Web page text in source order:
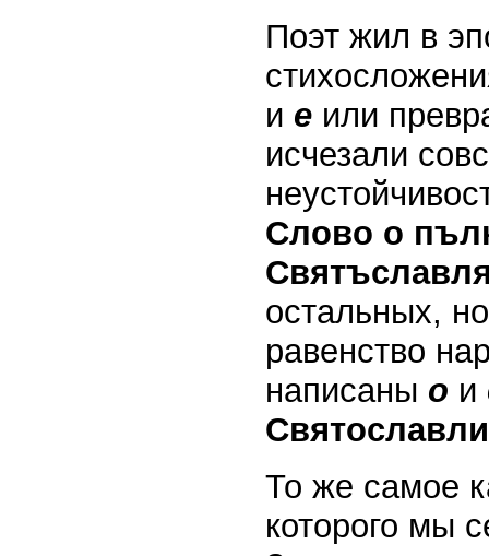
Поэт жил в
и е или
исчезали
Слово о
остальных,
равенство
написаны о и
Святославли
То же самое
которого мы